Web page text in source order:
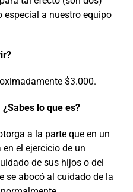
a nuestro equipo
$3.000.
lo que es?
a la parte que en un
el ejercicio de un
de sus hijos o del
se abocó al cuidado de la